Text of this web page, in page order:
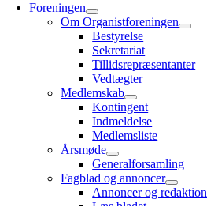
Foreningen
Om Organistforeningen
Bestyrelse
Sekretariat
Tillidsrepræsentanter
Vedtægter
Medlemskab
Kontingent
Indmeldelse
Medlemsliste
Årsmøde
Generalforsamling
Fagblad og annoncer
Annoncer og redaktion